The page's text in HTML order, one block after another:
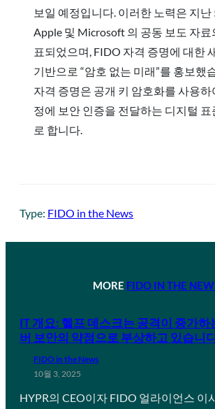
보일 예정입니다. 이러한 노력은 지난
Apple 및 Microsoft 의 공동 보도 자료
표되었으며, FIDO 자격 증명에 대한
기반으로 “암호 없는 미래”를 홍보했
자격 증명은 공개 키 암호화를 사용하
정에 보안 인증을 전달하는 디지털 표
로 합니다.
Type: FIDO in the News
MORE FIDO IN THE
IT 개요: 헬프 데스크는 공격이 증가하
버 보안의 약점으로 부상하고 있습니
FIDO in the News
10월 3, 2025
HYPR의 CEO이자 FIDO 얼라이언스 이